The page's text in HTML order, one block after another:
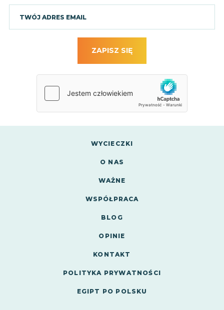
ZAPISZ SIĘ
WYCIECZKI
O NAS
WAŻNE
WSPÓŁPRACA
BLOG
OPINIE
KONTAKT
POLITYKA PRYWATNOŚCI
EGIPT PO POLSKU